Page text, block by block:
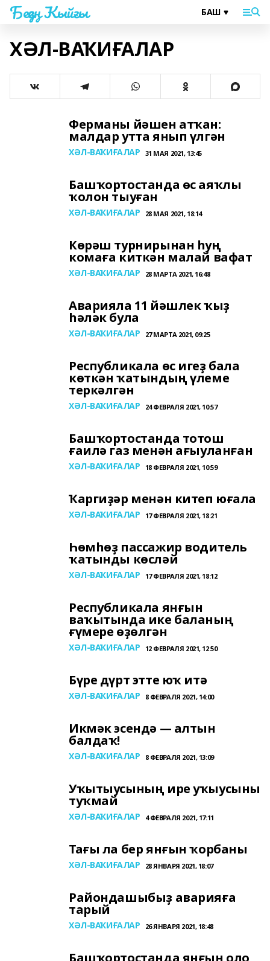
Беҙҙең Ҡыйғы
ХӘЛ-ВАҠИҒАЛАР
Ферманы йәшен атҡан:
малдар утта янып үлгән
ХӘЛ-ВАҠИҒАЛАР 31 МАЯ 2021, 13:45
Башҡортостанда өс аяҡлы
ҡолон тыуған
ХӘЛ-ВАҠИҒАЛАР 28 МАЯ 2021, 18:14
Көрәш турнирынан һуң
комаға киткән малай вафат
ХӘЛ-ВАҠИҒАЛАР 28 МАРТА 2021, 16:48
Аварияла 11 йәшлек ҡыҙ
һәләк була
ХӘЛ-ВАҠИҒАЛАР 27 МАРТА 2021, 09:25
Республикала өс игеҙ бала
көткән ҡатындың үлеме
теркәлгән
ХӘЛ-ВАҠИҒАЛАР 24 ФЕВРАЛЯ 2021, 10:57
Башҡортостанда тотош
ғаилә газ менән ағыуланған
ХӘЛ-ВАҠИҒАЛАР 18 ФЕВРАЛЯ 2021, 10:59
Ҡаргиҙәр менән китеп юғала
ХӘЛ-ВАҠИҒАЛАР 17 ФЕВРАЛЯ 2021, 18:21
Һөмһөҙ пассажир водитель
ҡатынды көсләй
ХӘЛ-ВАҠИҒАЛАР 17 ФЕВРАЛЯ 2021, 18:12
Республикала янғын
ваҡытында ике баланың
ғүмере өҙөлгән
ХӘЛ-ВАҠИҒАЛАР 12 ФЕВРАЛЯ 2021, 12:50
Бүре дүрт этте юҡ итә
ХӘЛ-ВАҠИҒАЛАР 8 ФЕВРАЛЯ 2021, 14:00
Икмәк эсендә — алтын
балдаҡ!
ХӘЛ-ВАҠИҒАЛАР 8 ФЕВРАЛЯ 2021, 13:09
Уҡытыусының ире уҡыусыны
туҡмай
ХӘЛ-ВАҠИҒАЛАР 4 ФЕВРАЛЯ 2021, 17:11
Тағы ла бер янғын ҡорбаны
ХӘЛ-ВАҠИҒАЛАР 28 ЯНВАРЯ 2021, 18:07
Райондашыбыҙ аварияға
тарый
ХӘЛ-ВАҠИҒАЛАР 26 ЯНВАРЯ 2021, 18:48
Башҡортостанда янғын оло